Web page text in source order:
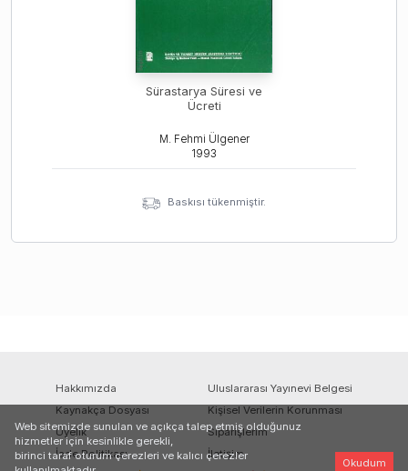
Sürastarya Süresi ve
Ücreti
M. Fehmi Ülgener
1993
Baskısı tükenmiştir.
Hakkımızda
Uluslararası Yayınevi Belgesi
Kaynakça Dosyası
Kişisel Verilerin Korunması
Üyelik
Siparişlerim
İade Politikası
İletişim
Web sitemizde sunulan ve açıkça talep etmiş olduğunuz
hizmetler için kesinlikle gerekli,
birinci taraf oturum çerezleri ve kalıcı çerezler
Okudum